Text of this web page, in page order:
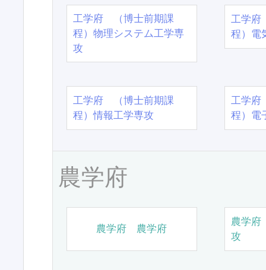
工学府 （博士前期課
程）物理システム工学専
攻
工学
程）電
工学府 （博士前期課
程）情報工学専攻
工学
程）電
農学府
農学府 農学府
農学
攻